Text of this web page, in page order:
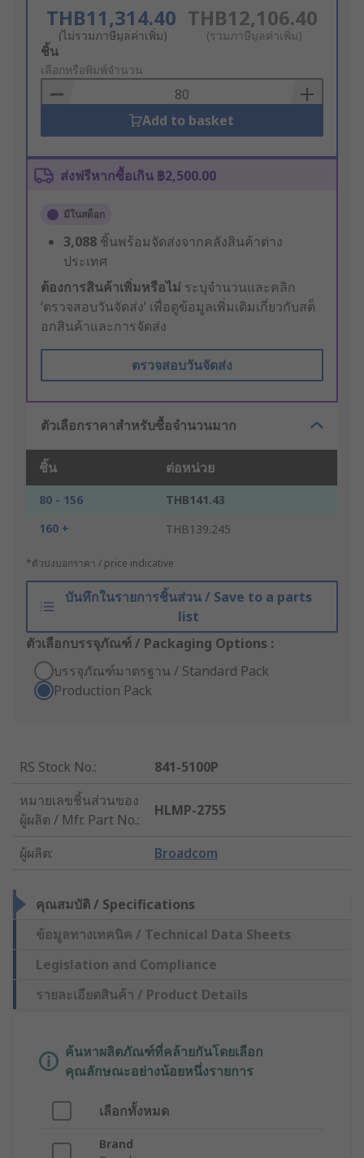
THB11,314.40
(ไม่รวมภาษีมูลค่าเพิ่ม)
THB12,106.40
(รวมภาษีมูลค่าเพิ่ม)
Add
to
Basket
ชิ้น
เลือกหรือพิมพ์จำนวน
Add to basket
ส่งฟรีหากซื้อเกิน ฿2,500.00
มีในสต็อก
3,088 ชิ้นพร้อมจัดส่งจากคลังสินค้าต่าง
ประเทศ
ต้องการสินค้าเพิ่มหรือไม่ ระบุจำนวนและคลิก
‘ตรวจสอบวันจัดส่ง’ เพื่อดูข้อมูลเพิ่มเติมเกี่ยวกับสต็
อกสินค้าและการจัดส่ง
ตรวจสอบวันจัดส่ง
ตัวเลือกราคาสำหรับซื้อจำนวนมาก
ชิ้น ต่อหน่วย
80 - 156
THB141.43
160 +
THB139.245
*ตัวบ่งบอกราคา / price indicative
บันทึกในรายการชิ้นส่วน / Save to a parts
list
ตัวเลือกบรรจุภัณฑ์ / Packaging Options :
บรรจุภัณฑ์มาตรฐาน / Standard Pack
Production Pack
RS Stock No.:
841-5100P
หมายเลขชิ้นส่วนของ
ผู้ผลิต / Mfr. Part No.:
HLMP-2755
ผู้ผลิต: Broadcom
คุณสมบัติ / Specifications
ข้อมูลทางเทคนิค / Technical Data Sheets
Legislation and Compliance
รายละเอียดสินค้า / Product Details
ค้นหาผลิตภัณฑ์ที่คล้ายกันโดยเลือก
คุณลักษณะอย่างน้อยหนึ่งรายการ
เลือกทั้งหมด
Brand